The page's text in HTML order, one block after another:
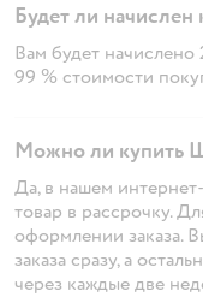
Будет ли начислен
Вам будет
99 % стоимости
Можно ли купить
Да, в нашем
товар в рассрочку.
оформлении заказа.
заказа сразу, а
через каждые две